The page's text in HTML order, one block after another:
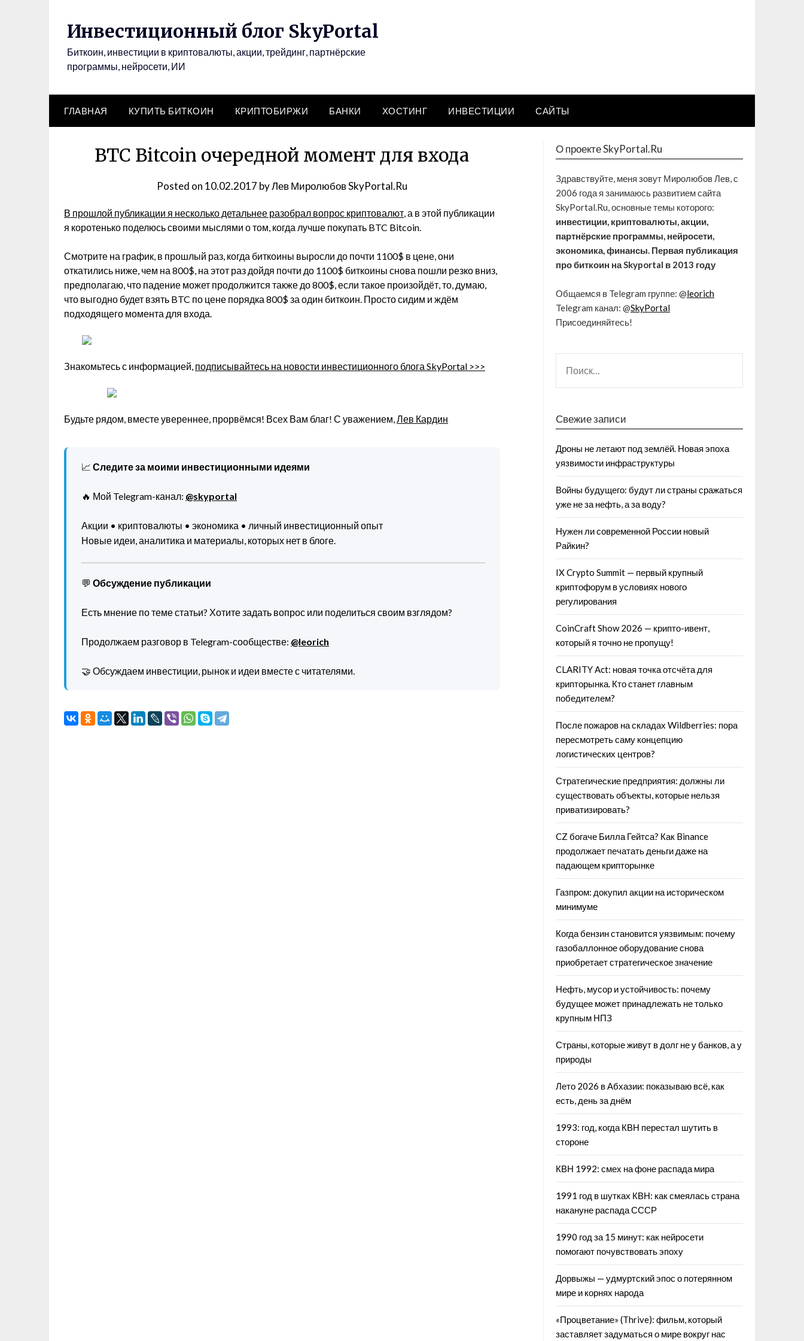
Инвестиционный блог SkyPortal
Биткоин, инвестиции в криптовалюты, акции, трейдинг, партнёрские
программы, нейросети, ИИ
ГЛАВНАЯ КУПИТЬ БИТКОИН КРИПТОБИРЖИ БАНКИ ХОСТИНГ ИНВЕСТИЦИИ САЙТЫ
BTC Bitcoin очередной момент для входа
Posted on 10.02.2017 byЛев Миролюбов SkyPortal.Ru
В прошлой публикации я несколько детальнее разобрал вопрос криптовалют, а в этой публикации
я коротенько поделюсь своими мыслями о том, когда лучше покупать BTC Bitcoin.
Смотрите на график, в прошлый раз, когда биткоины выросли до почти 1100$ в цене, они
откатились ниже, чем на 800$, на этот раз дойдя почти до 1100$ биткоины снова пошли резко вниз,
предполагаю, что падение может продолжится также до 800$, если такое произойдёт, то, думаю,
что выгодно будет взять BTC по цене порядка 800$ за один биткоин. Просто сидим и ждём
подходящего момента для входа.
Знакомьтесь с информацией, подписывайтесь на новости инвестиционного блога SkyPortal >>>
Будьте рядом, вместе увереннее, прорвёмся! Всех Вам благ! С уважением,Лев Кардин
📈 Следите за моими инвестиционными идеями
🔥 Мой Telegram-канал: @skyportal
Акции • криптовалюты • экономика • личный инвестиционный опыт
Новые идеи, аналитика и материалы, которых нет в блоге.
💬 Обсуждение публикации
Есть мнение по теме статьи? Хотите задать вопрос или поделиться своим взглядом?
Продолжаем разговор в Telegram-сообществе: @leorich
🤝 Обсуждаем инвестиции, рынок и идеи вместе с читателями.
О проекте SkyPortal.Ru
Здравствуйте, меня зовут Миролюбов Лев, с
2006 года я занимаюсь развитием сайта
SkyPortal.Ru, основные темы которого:
инвестиции, криптовалюты, акции,
партнёрские программы, нейросети,
экономика, финансы. Первая публикация
про биткоин на Skyportal в 2013 году
Общаемся в Telegram группе: @leorich
Telegram канал: @SkyPortal
Присоединяйтесь!
Свежие записи
Дроны не летают под землёй. Новая эпоха
уязвимости инфраструктуры
Войны будущего: будут ли страны сражаться
уже не за нефть, а за воду?
Нужен ли современной России новый
Райкин?
IX Crypto Summit — первый крупный
криптофорум в условиях нового
регулирования
CoinCraft Show 2026 — крипто-ивент,
который я точно не пропущу!
CLARITY Act: новая точка отсчёта для
крипторынка. Кто станет главным
победителем?
После пожаров на складах Wildberries: пора
пересмотреть саму концепцию
логистических центров?
Стратегические предприятия: должны ли
существовать объекты, которые нельзя
приватизировать?
CZ богаче Билла Гейтса? Как Binance
продолжает печатать деньги даже на
падающем крипторынке
Газпром: докупил акции на историческом
минимуме
Когда бензин становится уязвимым: почему
газобаллонное оборудование снова
приобретает стратегическое значение
Нефть, мусор и устойчивость: почему
будущее может принадлежать не только
крупным НПЗ
Страны, которые живут в долг не у банков, а у
природы
Лето 2026 в Абхазии: показываю всё, как
есть, день за днём
1993: год, когда КВН перестал шутить в
стороне
КВН 1992: смех на фоне распада мира
1991 год в шутках КВН: как смеялась страна
накануне распада СССР
1990 год за 15 минут: как нейросети
помогают почувствовать эпоху
Дорвыжы — удмуртский эпос о потерянном
мире и корнях народа
«Процветание» (Thrive): фильм, который
заставляет задуматься о мире вокруг нас